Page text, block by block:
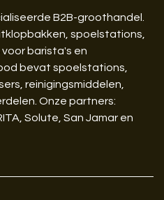
B2B-groothandel.
spoelstations,
barista's en
bevat spoelstations,
reinigingsmiddelen,
Onze partners:
Solute, San Jamar en